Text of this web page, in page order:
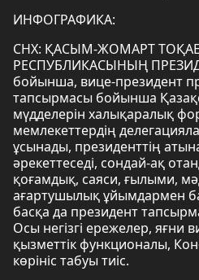
ИНФОГРАФИКА:
СНХ: ҚАСЫМ-ЖОМАРТ
РЕСПУБЛИКАСЫНЫҢ
бойынша, вице-президент
тапсырмасы бойынша
мүдделерін халықаралық
мемлекеттердің
ұсынады, президенттің
әрекеттеседі, сондай-ақ
қоғамдық, саяси, ғылыми,
ағартушылық ұйымдармен
басқа да президент
Осы негізгі ережелер, яғни
қызметтік функционалы,
көрініс табуы тиіс.